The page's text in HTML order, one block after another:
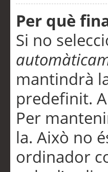
Per què
Si no
mantindrà
predefinit.
Per
la. Això no
ordinador